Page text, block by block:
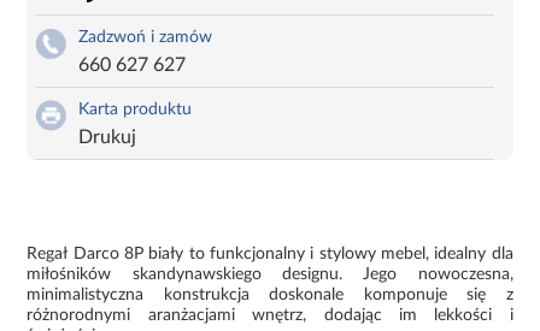
Zadzwoń i zamów
660 627 627
Karta produktu
Drukuj
Regał Darco 8P biały to funkcjonalny i stylowy mebel, idealny dla
miłośników skandynawskiego designu. Jego nowoczesna,
minimalistyczna konstrukcja doskonale komponuje się z
różnorodnymi aranżacjami wnętrz, dodając im lekkości i